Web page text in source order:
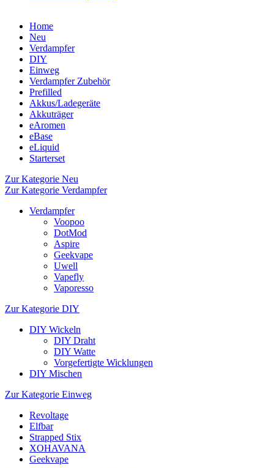
Home
Neu
Verdampfer
DIY
Einweg
Verdampfer Zubehör
Prefilled
Akkus/Ladegeräte
Akkuträger
eAromen
eBase
eLiquid
Starterset
Zur Kategorie Neu
Zur Kategorie Verdampfer
Verdampfer
Voopoo
DotMod
Aspire
Geekvape
Uwell
Vapefly
Vaporesso
Zur Kategorie DIY
DIY Wickeln
DIY Draht
DIY Watte
Vorgefertigte Wicklungen
DIY Mischen
Zur Kategorie Einweg
Revoltage
Elfbar
Strapped Stix
XOHAVANA
Geekvape